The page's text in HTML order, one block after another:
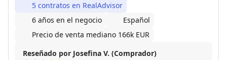
5 contratos en RealAdvisor
6 años en el negocio
Español
Precio de venta mediano 166k EUR
Reseñado por Josefina V. (Comprador)